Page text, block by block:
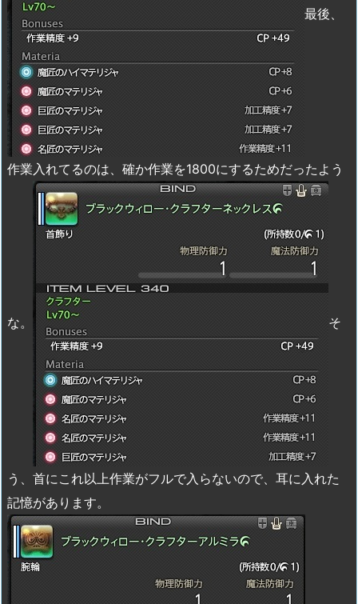
最後、
作業入れてるのは、確か作業を1800にするためだったよう
な。 そ
う、首にこれ以上作業がフルで入らないので、耳に入れた
記憶があります。